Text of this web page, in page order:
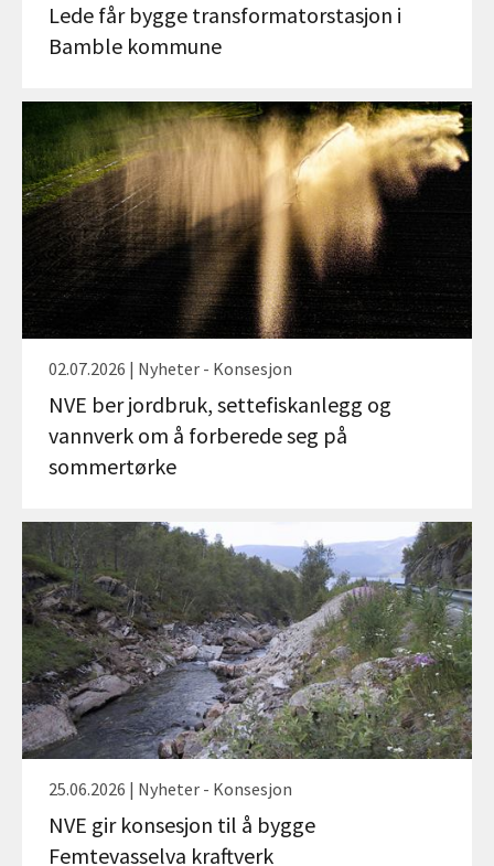
Lede får bygge transformatorstasjon i
Bamble kommune
02.07.2026 | Nyheter - Konsesjon
NVE ber jordbruk, settefiskanlegg og
vannverk om å forberede seg på
sommertørke
25.06.2026 | Nyheter - Konsesjon
NVE gir konsesjon til å bygge
Femtevasselva kraftverk